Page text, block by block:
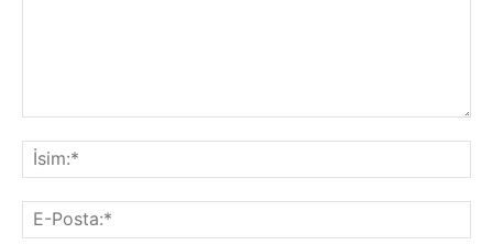
Yorum:
E-